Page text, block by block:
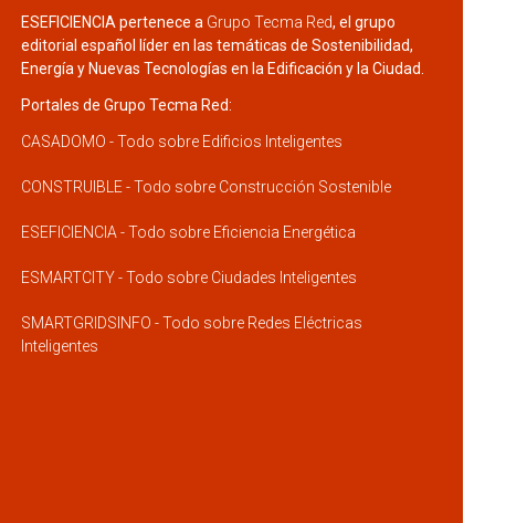
ESEFICIENCIA pertenece a Grupo Tecma Red, el grupo
editorial español líder en las temáticas de Sostenibilidad,
Energía y Nuevas Tecnologías en la Edificación y la Ciudad.
Portales de Grupo Tecma Red:
CASADOMO - Todo sobre Edificios Inteligentes
CONSTRUIBLE - Todo sobre Construcción Sostenible
ESEFICIENCIA - Todo sobre Eficiencia Energética
ESMARTCITY - Todo sobre Ciudades Inteligentes
SMARTGRIDSINFO - Todo sobre Redes Eléctricas
Inteligentes